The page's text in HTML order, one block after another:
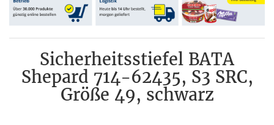
Sicherheitsstiefel BATA
Shepard 714-62435, S3 SRC,
Größe 49, schwarz